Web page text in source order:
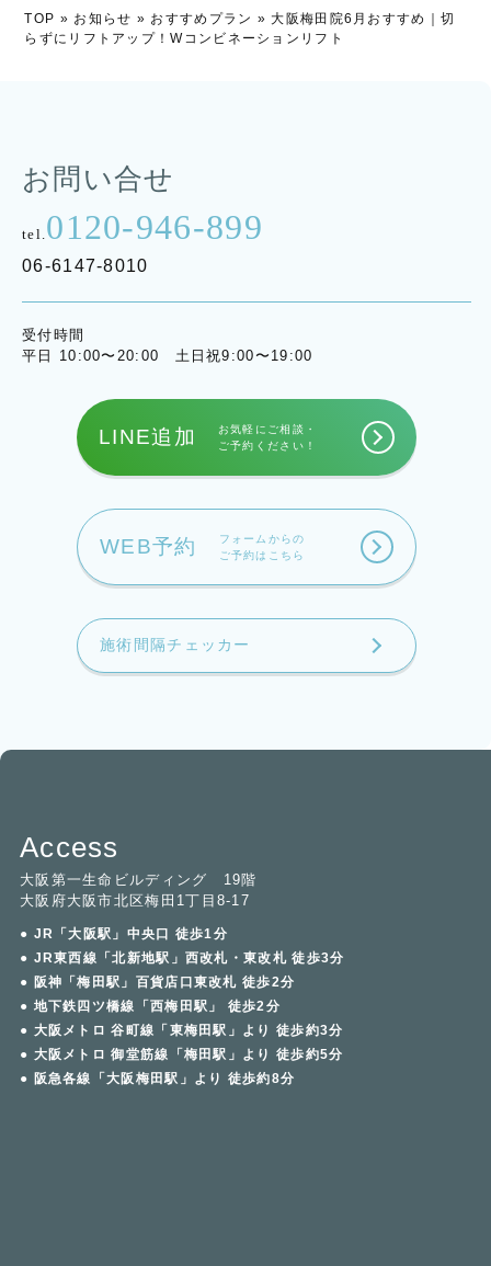
TOP » お知らせ » おすすめプラン »大阪梅田院6月おすすめ｜切
らずにリフトアップ！Wコンビネーションリフト
お問い合せ
tel. 0120-946-899
06-6147-8010
受付時間
平日 10:00〜20:00 土日祝9:00〜19:00
LINE追加
お気軽にご相談・
ご予約ください！
WEB予約
フォームからの
ご予約はこちら
施術間隔チェッカー
Access
大阪第一生命ビルディング 19階
大阪府大阪市北区梅田1丁目8-17
● JR「大阪駅」中央口 徒歩1分
● JR東西線「北新地駅」西改札・東改札 徒歩3分
● 阪神「梅田駅」百貨店口東改札 徒歩2分
● 地下鉄四ツ橋線「西梅田駅」 徒歩2分
● 大阪メトロ 谷町線「東梅田駅」より 徒歩約3分
● 大阪メトロ 御堂筋線「梅田駅」より 徒歩約5分
● 阪急各線「大阪梅田駅」より 徒歩約8分